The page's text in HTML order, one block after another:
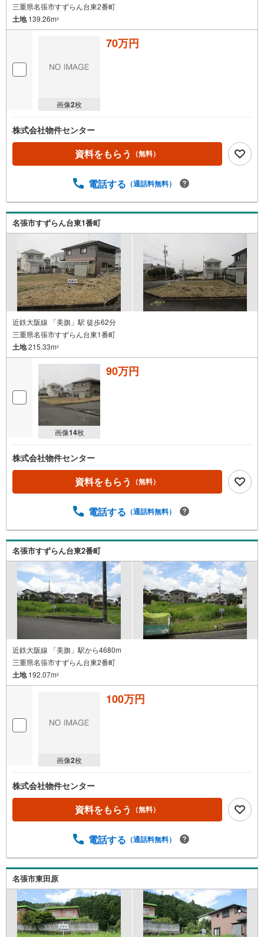
三重県名張市すずらん台東2番町
土地139.26m2
画像2枚
70万円
株式会社物件センター
資料をもらう （無料）
電話する （通話料無料）
名張市すずらん台東1番町
近鉄大阪線 「美旗」駅 徒歩62分
三重県名張市すずらん台東1番町
土地215.33m2
画像14枚
90万円
株式会社物件センター
資料をもらう （無料）
電話する （通話料無料）
名張市すずらん台東2番町
近鉄大阪線 「美旗」駅から4680m
三重県名張市すずらん台東2番町
土地192.07m2
画像2枚
100万円
株式会社物件センター
資料をもらう （無料）
電話する （通話料無料）
名張市東田原